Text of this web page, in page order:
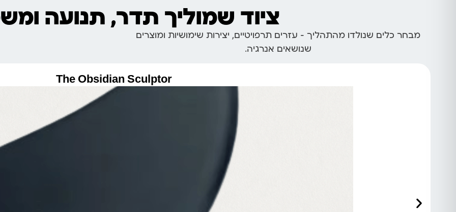
ציוד שמוליך תדר, תנועה
מבחר כלים שנולדו מהתהליך – עזרים תרפויטיים, יצירות שימושיות ומוצרים
שנושאים אנרגיה.
The Obsidian Sculptor